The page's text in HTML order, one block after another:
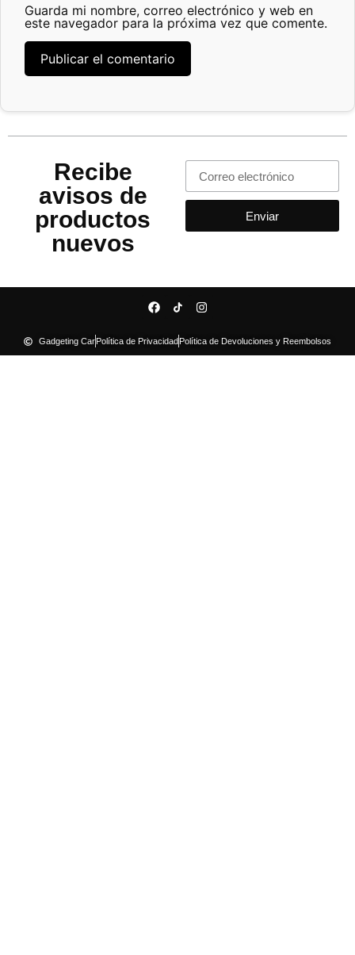
Guarda mi nombre, correo electrónico y web en
este navegador para la próxima vez que comente.
Recibe
avisos de
productos
nuevos
Enviar
Gadgeting Car Política de Privacidad Política de Devoluciones y Reembolsos